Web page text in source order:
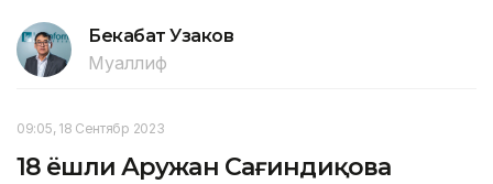
Бекабат Узаков
Муаллиф
09:05, 18 Сентябр 2023
18 ёшли Аружан Сағиндиқова